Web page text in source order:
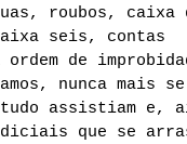
roubos, caixa
seis, contas
de
nunca mais se
assistiam e,
que se